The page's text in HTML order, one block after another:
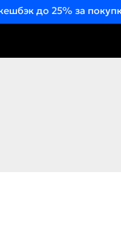
до 25% за